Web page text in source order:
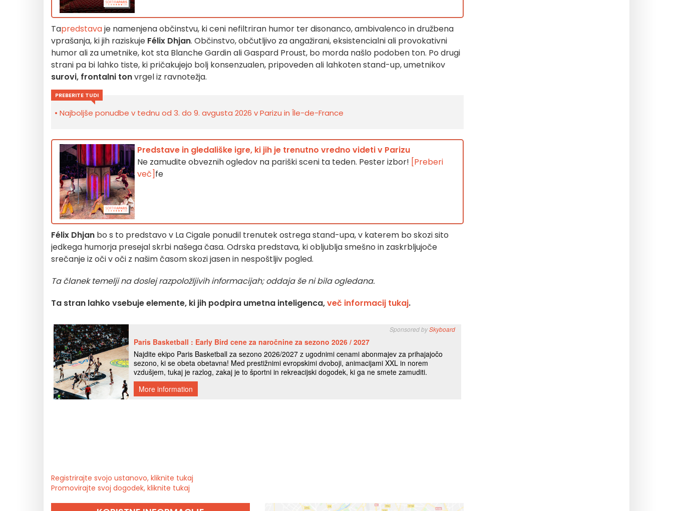
Tapredstavaje namenjena občinstvu, ki ceni nefiltriran humor ter disonanco, ambivalenco in družbena
vprašanja, ki jih raziskuje Félix Dhjan. Občinstvo, občutljivo za angažirani, eksistencialni ali provokativni
humor ali za umetnike, kot sta Blanche Gardin ali Gaspard Proust, bo morda našlo podoben ton. Po drugi
strani pa bi lahko tiste, ki pričakujejo bolj konsenzualen, pripoveden ali lahkoten stand-up, umetnikov
surovi, frontalni tonvrgel iz ravnotežja.
PREBERITE TUDI
Najboljše ponudbe v tednu od 3. do 9. avgusta 2026 v Parizu in Île-de-France
Predstave in gledališke igre, ki jih je trenutno vredno videti v Parizu
Ne zamudite obveznih ogledov na pariški sceni ta teden. Pester izbor! [Preberi
več]fe
Félix Dhjan bo s to predstavo v La Cigale ponudil trenutek ostrega stand-upa, v katerem bo skozi sito
jedkega humorja presejal skrbi našega časa. Odrska predstava, ki obljublja smešno in zaskrbljujoče
srečanje iz oči v oči z našim časom skozi jasen in nespoštljiv pogled.
Ta članek temelji na doslej razpoložljivih informacijah; oddaja še ni bila ogledana.
Ta stran lahko vsebuje elemente, ki jih podpira umetna inteligenca,več informacij tukaj.
Registrirajte svojo ustanovo, kliknite tukaj
Promovirajte svoj dogodek, kliknite tukaj